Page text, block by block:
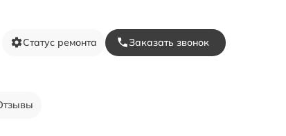
Статус ремонта Заказать звонок